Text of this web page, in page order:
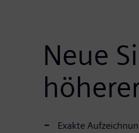
Neue
Exakte